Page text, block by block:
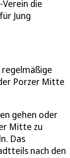
die
Jung
Porzer Mitte
gehen oder
Mitte zu
Das
nach den